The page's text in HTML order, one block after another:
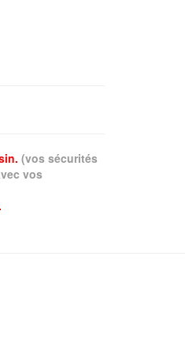
(vos sécurités
vos